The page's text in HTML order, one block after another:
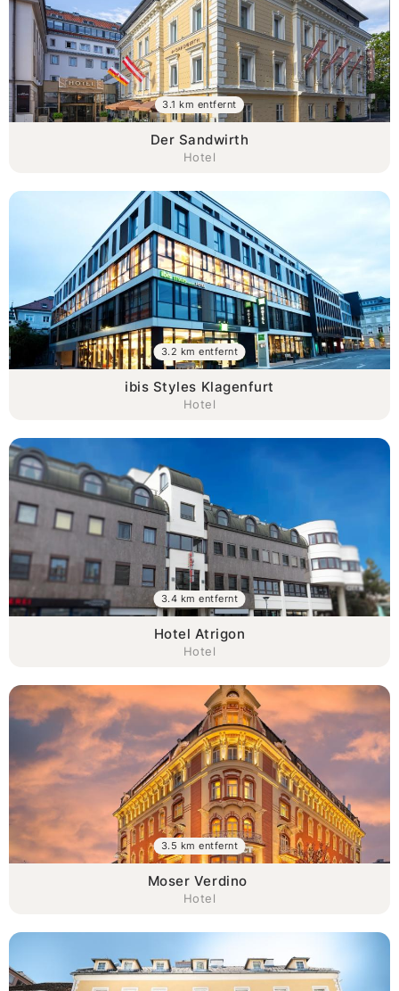
Der Sandwirth
Hotel
3.1 km entfernt
ibis Styles Klagenfurt
Hotel
3.2 km entfernt
Hotel Atrigon
Hotel
3.4 km entfernt
Moser Verdino
Hotel
3.5 km entfernt